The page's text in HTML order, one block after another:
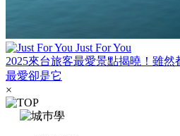
Just For You
2025來台旅客最愛景點揭曉！雖
最愛卻是它
×